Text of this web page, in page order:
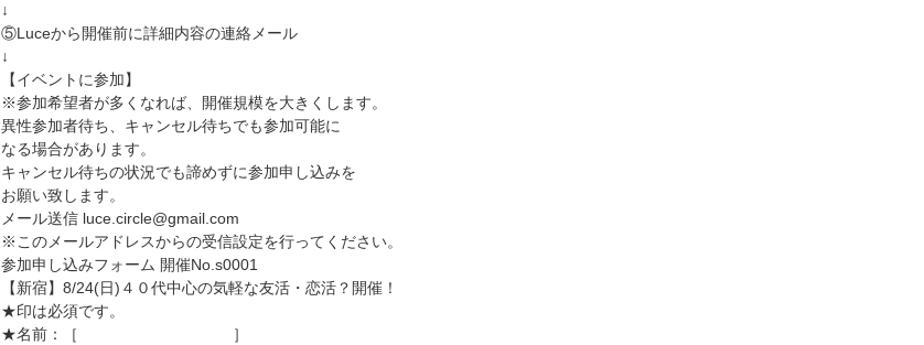
↓
⑤Luceから開催前に詳細内容の連絡メール
↓
【イベントに参加】
※参加希望者が多くなれば、開催規模を大きくします。
異性参加者待ち、キャンセル待ちでも参加可能に
なる場合があります。
キャンセル待ちの状況でも諦めずに参加申し込みを
お願い致します。
メール送信 luce.circle@gmail.com
※このメールアドレスからの受信設定を行ってください。
参加申し込みフォーム 開催No.s0001
【新宿】8/24(日)４０代中心の気軽な友活・恋活？開催！
★印は必須です。
★名前：［ ］